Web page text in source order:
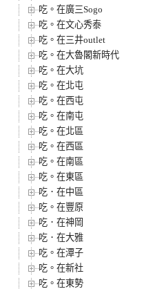
吃。在廣三Sogo
吃。在文心秀泰
吃。在三井outlet
吃。在大魯閣新時代
吃。在大坑
吃。在北屯
吃。在西屯
吃。在南屯
吃。在北區
吃。在西區
吃。在南區
吃。在東區
吃．在中區
吃。在豐原
吃．在神岡
吃．在大雅
吃。在潭子
吃。在新社
吃。在東勢